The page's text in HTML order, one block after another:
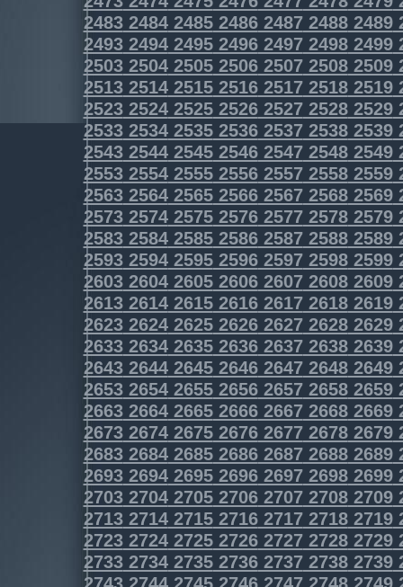
2483248424852486248724882489
2493249424952496249724982499
2503250425052506250725082509
2513251425152516251725182519
2523252425252526252725282529
2533253425352536253725382539
2543254425452546254725482549
2553255425552556255725582559
2563256425652566256725682569
2573257425752576257725782579
2583258425852586258725882589
2593259425952596259725982599
2603260426052606260726082609
2613261426152616261726182619
2623262426252626262726282629
2633263426352636263726382639
2643264426452646264726482649
2653265426552656265726582659
2663266426652666266726682669
2673267426752676267726782679
2683268426852686268726882689
2693269426952696269726982699
2703270427052706270727082709
2713271427152716271727182719
2723272427252726272727282729
2733273427352736273727382739